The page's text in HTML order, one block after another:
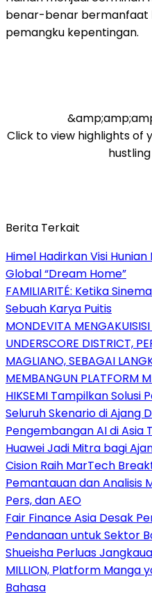
benar-benar bermanfaat
pemangku kepentingan.
Click to view highlights of
Berita Terkait
Himel Hadirkan Visi
Global “Dream Home”
FAMILIARITÉ: Ketika
Sebuah Karya Puitis
MONDEVITA
UNDERSCORE DISTRICT,
MAGLIANO, SEBAGAI
MEMBANGUN PLATFORM
HIKSEMI Tampilkan
Seluruh Skenario di Ajang
Pengembangan AI di Asia
Huawei Jadi Mitra bagi
Cision Raih MarTech
Pemantauan dan Analisis
Pers, dan AEO
Fair Finance Asia Desak
Pendanaan untuk Sektor
Shueisha Perluas
MILLION, Platform Manga
Bahasa